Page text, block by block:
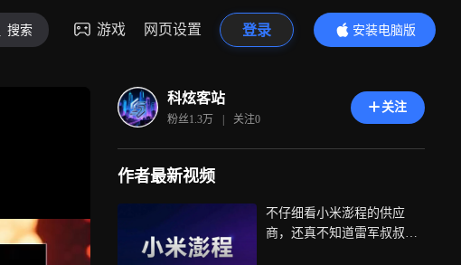
搜索 游戏 网页设置 登录
安装电脑版
内容更精彩
科炫客站
粉丝1.3万 | 关注0
关注
作者最新视频
不仔细看小米澎程的供应
商，还真不知道雷军叔叔又